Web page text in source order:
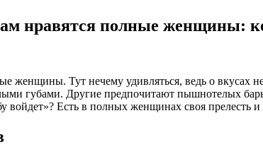
нравятся полные женщины:
женщины. Тут нечему удивляться, ведь о вкусах
губами. Другие предпочитают пышнотелых
войдет»? Есть в полных женщинах своя прелесть